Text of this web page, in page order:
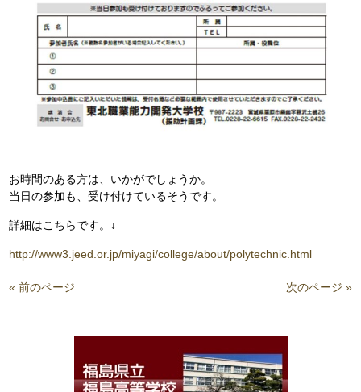
お時間のある方は、いかがでしょうか。
当日の参加も、受け付けているそうです。
詳細はこちらです。 ↓
http://www3.jeed.or.jp/miyagi/college/about/polytechnic.html
« 前のページ 次のページ »